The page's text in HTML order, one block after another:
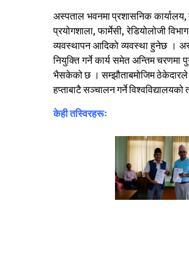
अस्पताल भवनमा प्रशासनिक
प्रयोगशाला, फार्मेसी, रेडियोलोजी
व्यवस्थापन आदिको व्यवस्था हुनेछ ।
नियुक्ति गर्ने कार्य समेत अन्तिम
भैसकेको छ । सम्झौताबमोजिम ठेकेदारले
हप्ताबाटै सञ्चालन गर्ने विश्वविद्यालयको
केही तस्विरहरूः